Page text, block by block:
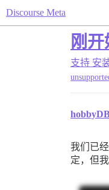
Discourse Meta
刚
支持 安
我们已
定，但